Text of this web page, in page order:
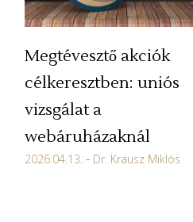
Megtévesztő akciók
célkeresztben: uniós
vizsgálat a
webáruházaknál
2026.04.13. Dr. Krausz Miklós